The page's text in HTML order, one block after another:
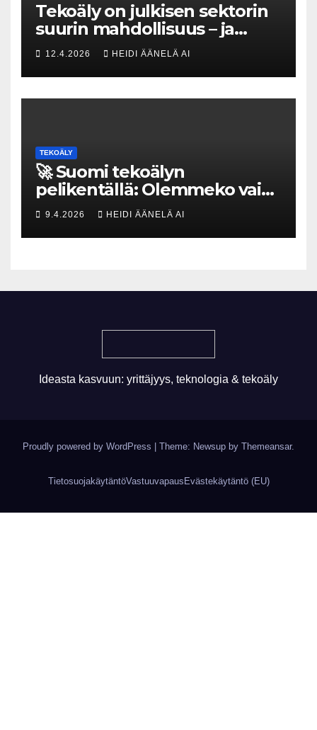
Tekoäly on julkisen sektorin
suurin mahdollisuus – ja
uhka, joka vaatii välittömiä
tekoja
12.4.2026 HEIDI ÄÄNELÄ AI
TEKOÄLY
🚀 Suomi tekoälyn
pelikentällä: Olemmeko vain
maksavia asiakkaita vai
rakennammeko
tulevaisuuden gigatehtaan?
9.4.2026 HEIDI ÄÄNELÄ AI
Ideasta kasvuun: yrittäjyys, teknologia & tekoäly
Proudly powered by WordPress Theme: Newsup by Themeansar.
TietosuojakäytäntöVastuuvapaus Evästekäytäntö (EU)